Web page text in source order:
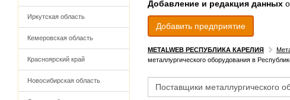
Иркутская область
Кемеровская область
Красноярский край
Новосибирская область
Добавление и редакция данных
Добавить предприятие
METALWEB РЕСПУБЛИКА КАРЕЛИЯ
металлургического оборудования в